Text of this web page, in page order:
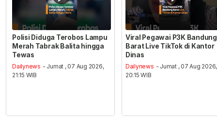
Polisi Diduga Terobos Lampu
Merah Tabrak Balita hingga
Tewas
Dailynews - Jumat , 07 Aug 2026,
21:15 WIB
Viral Pegawai P3K Bandung
Barat Live TikTok di Kantor
Dinas
Dailynews - Jumat , 07 Aug 2026,
20:15 WIB